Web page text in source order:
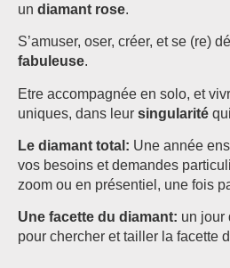
un diamant rose.
S’amuser, oser, créer, et se (re)
fabuleuse.
Etre accompagnée en solo, et
uniques, dans leur singularité
Le diamant total: Une année
vos besoins et demandes
zoom ou en présentiel, une fois
Une facette du diamant: un jour
pour chercher et tailler la facette